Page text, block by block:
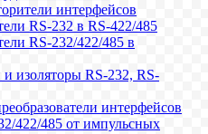
интерфейсов
RS-232 в RS-422/485
RS-232/422/485 в
изоляторы RS-232, RS-
интерфейсов
422/485 от импульсных